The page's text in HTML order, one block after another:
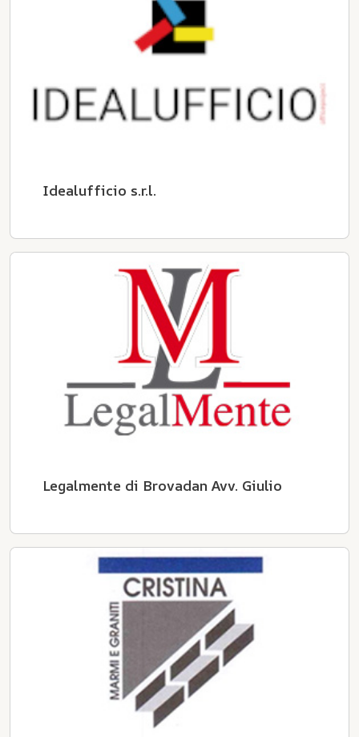
Idealufficio s.r.l.
Legalmente di Brovadan Avv. Giulio